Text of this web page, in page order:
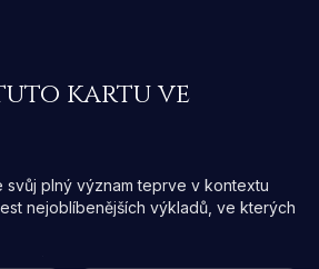
kartu ve
svůj plný význam teprve v kontextu
nejoblíbenějších výkladů, ve kterých